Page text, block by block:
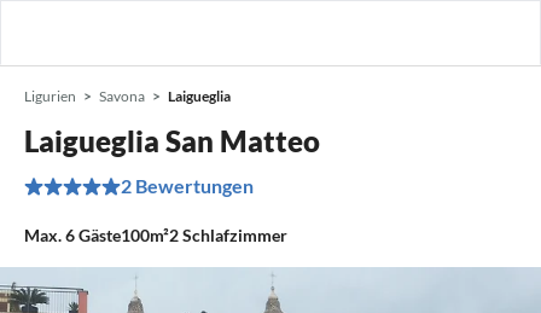
Ligurien Savona Laigueglia
Laigueglia San Matteo
2 Bewertungen
Max.6Gäste100m²2Schlafzimmer